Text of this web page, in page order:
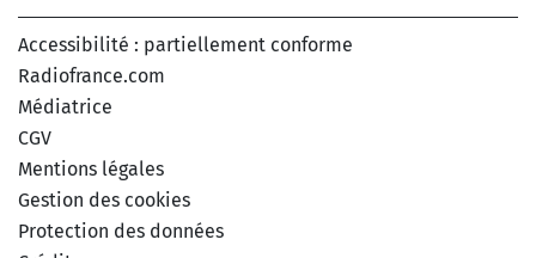
Accessibilité : partiellement conforme
Radiofrance.com
Médiatrice
CGV
Mentions légales
Gestion des cookies
Protection des données